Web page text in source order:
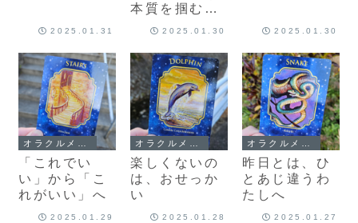
2025.01.31
本質を掴むタ
ロット占いの
対応】
2025.01.30 2025.01.30
「これでい
い」から「こ
れがいい」へ
2025.01.29
楽しくないの
は、おせっか
い
2025.01.28
昨日とは、ひ
とあじ違うわ
たしへ
2025.01.27